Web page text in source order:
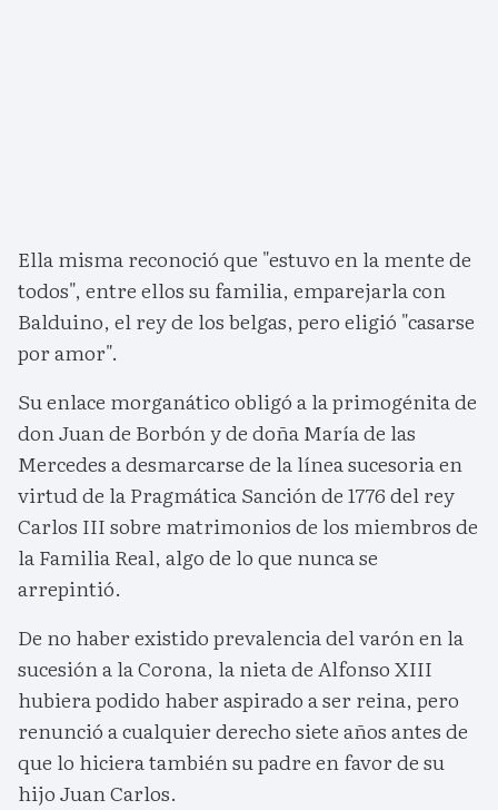
Ella misma reconoció que "estuvo en la mente de
todos", entre ellos su familia, emparejarla con
Balduino, el rey de los belgas, pero eligió "casarse
por amor".
Su enlace morganático obligó a la primogénita de
don Juan de Borbón y de doña María de las
Mercedes a desmarcarse de la línea sucesoria en
virtud de la Pragmática Sanción de 1776 del rey
Carlos III sobre matrimonios de los miembros de
la Familia Real, algo de lo que nunca se
arrepintió.
De no haber existido prevalencia del varón en la
sucesión a la Corona, la nieta de Alfonso XIII
hubiera podido haber aspirado a ser reina, pero
renunció a cualquier derecho siete años antes de
que lo hiciera también su padre en favor de su
hijo Juan Carlos.